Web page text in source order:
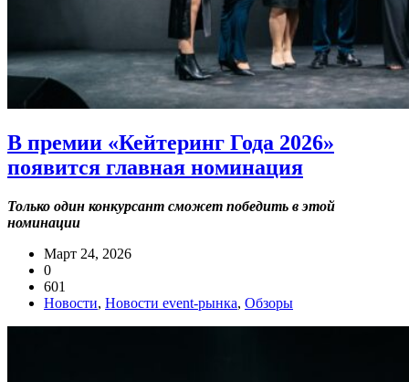
В премии «Кейтеринг Года 2026»
появится главная номинация
Только один конкурсант сможет победить в этой
номинации
Март 24, 2026
0
601
Новости, Новости event-рынка, Обзоры